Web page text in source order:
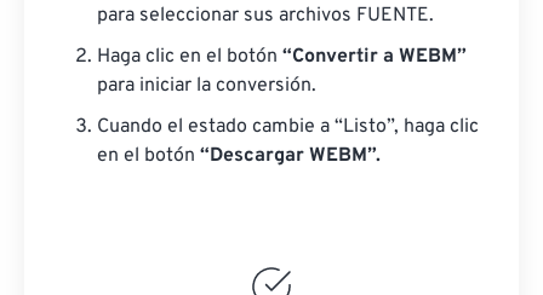
para seleccionar sus archivos FUENTE.
Haga clic en el botón “Convertir a WEBM”
para iniciar la conversión.
Cuando el estado cambie a “Listo”, haga clic
en el botón “Descargar WEBM”.